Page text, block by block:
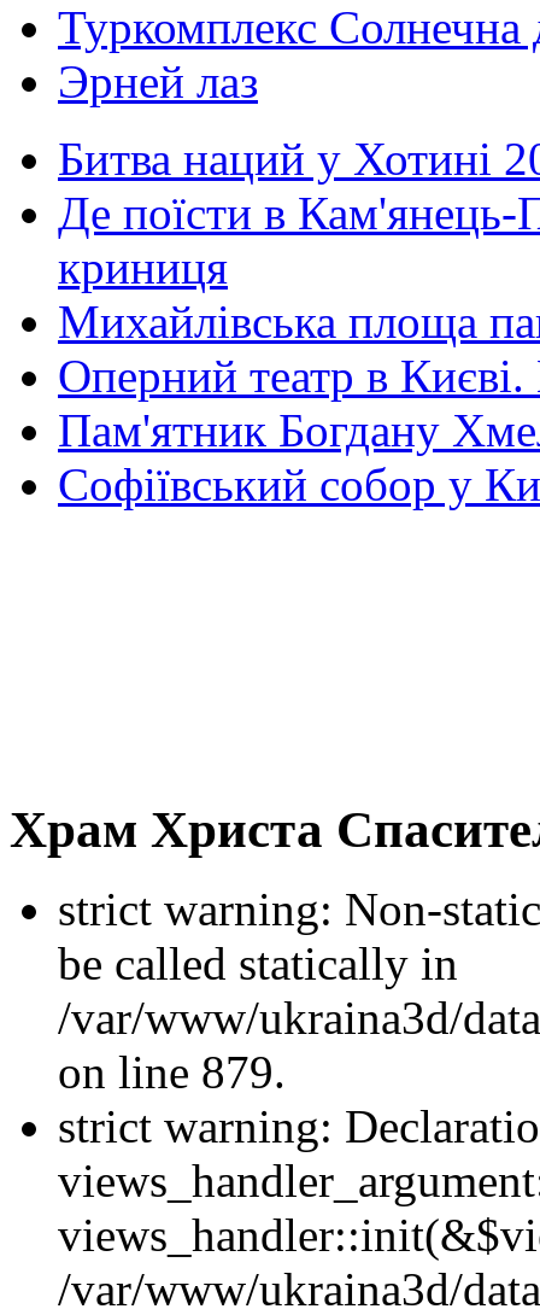
Туркомплекс Солнечна
Эрней лаз
Битва наций у Хотині
Де поїсти в Кам'янець-
криниця
Михайлівська площа
Оперний театр в
Пам'ятник Богдану
Софіївський собор у
Храм Христа
strict warning: Non-
be called statically in
/var/www/ukraina3d/
on line 879.
strict warning:
/var/www/ukraina3d/